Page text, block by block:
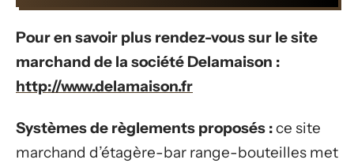
Pour en savoir plus rendez-vous sur le site
marchand de la société Delamaison :
http://www.delamaison.fr
Systèmes de règlements proposés :ce site
marchand d’étagère-bar range-bouteilles met